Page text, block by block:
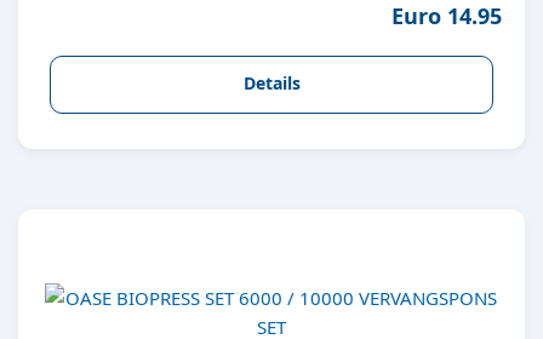
Euro 14.95
Details